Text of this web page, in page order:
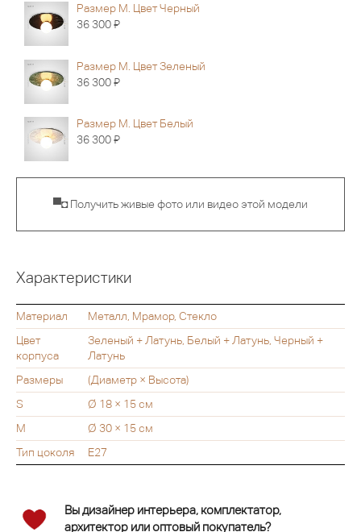
Размер M. Цвет Черный
36 300Я
Размер M. Цвет Зеленый
36 300Я
Размер M. Цвет Белый
36 300Я
▀◘ Получить живые фото или видео этой модели
Характеристики
Материал
Металл, Мрамор, Стекло
Цвет
корпуса
Зеленый + Латунь, Белый + Латунь, Черный +
Латунь
Размеры
(Диаметр × Высота)
S
Ø 18 × 15 см
M
Ø 30 × 15 см
Тип цоколя
E27
Вы дизайнер интерьера, комплектатор,
архитектор или оптовый покупатель?